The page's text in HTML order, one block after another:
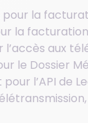
pour la
la
l’accès aux
le Dossier
l’API de